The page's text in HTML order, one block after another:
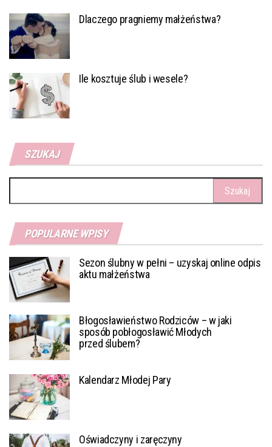
Dlaczego pragniemy małżeństwa?
Ile kosztuje ślub i wesele?
SZUKAJ
POPULARNE WPISY
Sezon ślubny w pełni – uzyskaj online odpis
aktu małżeństwa
Błogosławieństwo Rodziców – w jaki
sposób pobłogosławić Młodych
przed ślubem?
Kalendarz Młodej Pary
Oświadczyny i zaręczyny